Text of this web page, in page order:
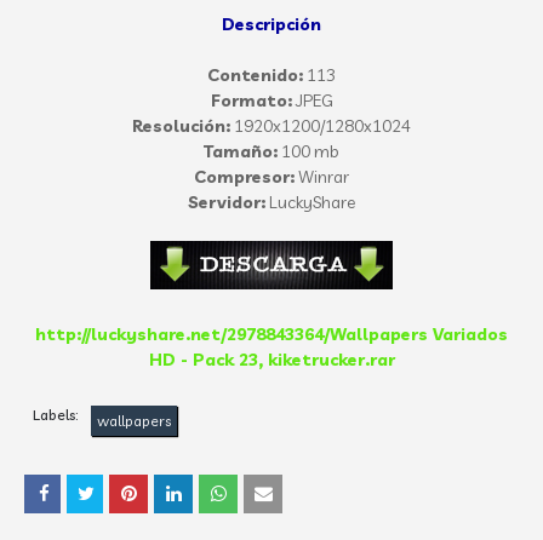
Descripción
Contenido: 113
Formato:JPEG
Resolución: 1920x1200/1280x1024
Tamaño: 100 mb
Compresor:Winrar
Servidor: LuckyShare
http://luckyshare.net/2978843364/Wallpapers Variados
HD - Pack 23, kiketrucker.rar
Labels: wallpapers